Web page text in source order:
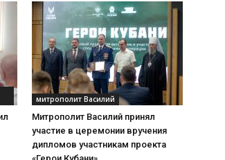
митрополит Василий
Митрополит Василий принял
участие в церемонии вручения
дипломов участникам проекта